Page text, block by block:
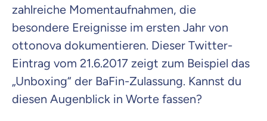
zahlreiche Momentaufnahmen, die
besondere Ereignisse im ersten Jahr von
ottonova dokumentieren. Dieser Twitter-
Eintrag vom 21.6.2017 zeigt zum Beispiel das
„Unboxing“ der BaFin-Zulassung. Kannst du
diesen Augenblick in Worte fassen?